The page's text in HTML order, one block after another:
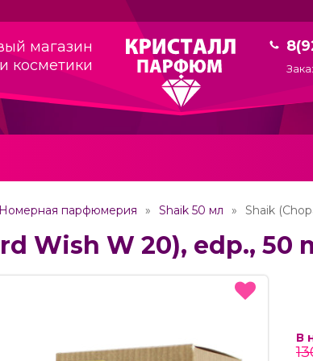
магазин
косметики
Номерная парфюмерия Shaik 50 мл Shaik
Wish W 20), edp., 50
В